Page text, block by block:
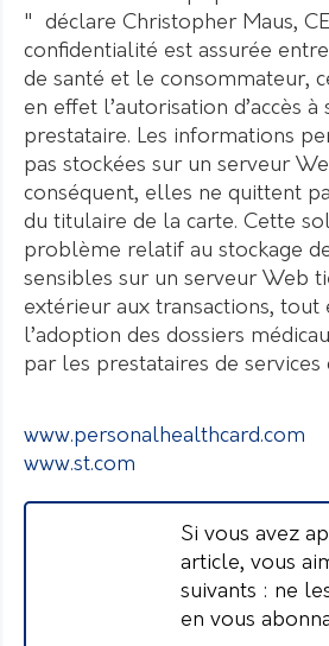
" déclare Christopher Maus,
confidentialité est assurée
de santé et le consommateur,
en effet l’autorisation d’accès à
prestataire. Les informations
pas stockées sur un serveur
conséquent, elles ne quittent
du titulaire de la carte. Cette
problème relatif au stockage
sensibles sur un serveur Web
extérieur aux transactions, tout
l’adoption des dossiers
par les prestataires de services
www.personalhealthcard.com
www.st.com
Si vous avez
article, vous
suivants : ne
en vous